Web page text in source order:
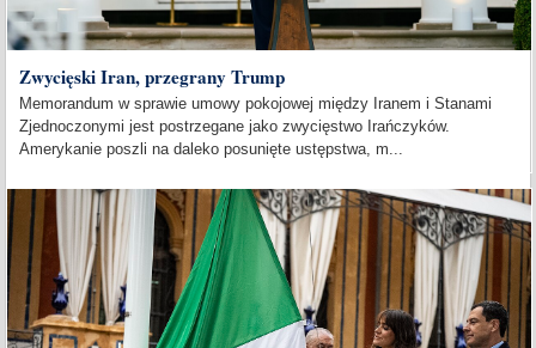
Zwycięski Iran, przegrany Trump
Memorandum w sprawie umowy pokojowej między Iranem i Stanami
Zjednoczonymi jest postrzegane jako zwycięstwo Irańczyków.
Amerykanie poszli na daleko posunięte ustępstwa, m...